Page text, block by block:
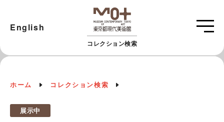
コレクション検索
English
ホーム コレクション検索
展示中